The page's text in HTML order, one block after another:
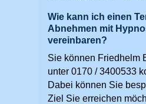
Wie kann ich einen
Abnehmen mit
vereinbaren?
Sie können Friedhelm
unter 0170 / 3400533
Dabei können Sie
Ziel Sie erreichen